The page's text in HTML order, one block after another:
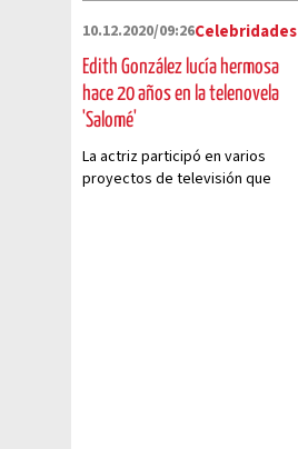
10.12.2020/09:26Celebridades
Edith González lucía hermosa
hace 20 años en la telenovela
'Salomé'
La actriz participó en varios
proyectos de televisión que